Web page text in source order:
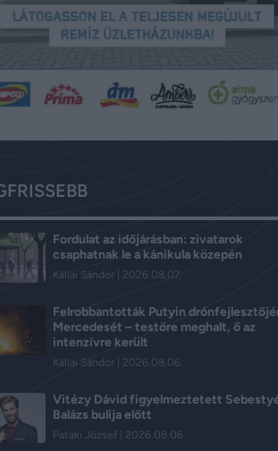
Fordulat az időjárásban: zivatarok
csaphatnak le a kánikula közepén
Kállai Sándor 2026.08.07.
Felrobbantották Putyin
Mercedesét – testőre meghalt, ő az
intenzívre került
Kállai Sándor 2026.08.06.
Vitézy Dávid figyelmeztetett
Balázs bulija előtt
Pataki József 2026.08.06.